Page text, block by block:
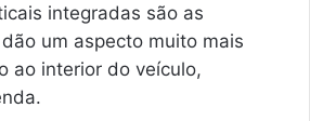
integradas são as
um aspecto muito mais
ao interior do veículo,